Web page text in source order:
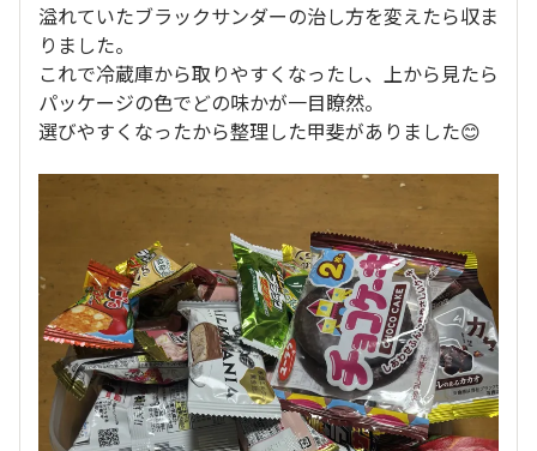
溢れていたブラックサンダーの治し方を変えたら収ま
りました。
これで冷蔵庫から取りやすくなったし、上から見たら
パッケージの色でどの味かが一目瞭然。
選びやすくなったから整理した甲斐がありました😊